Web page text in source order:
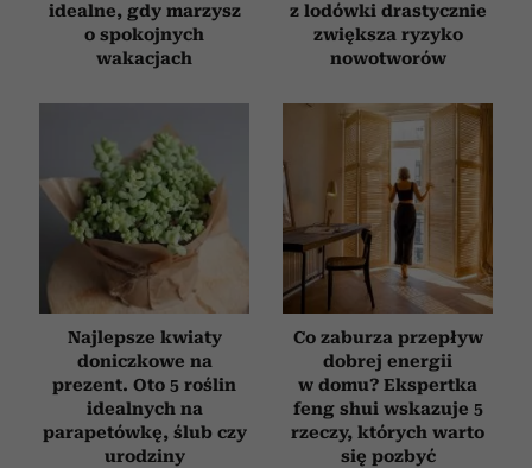
idealne, gdy marzysz
o spokojnych
wakacjach
z lodówki drastycznie
zwiększa ryzyko
nowotworów
Najlepsze kwiaty
doniczkowe na
prezent. Oto 5 roślin
idealnych na
parapetówkę, ślub czy
urodziny
Co zaburza przepływ
dobrej energii
w domu? Ekspertka
feng shui wskazuje 5
rzeczy, których warto
się pozbyć